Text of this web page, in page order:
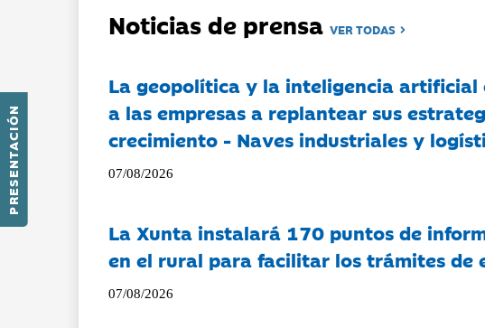
PRESENTACIÓN
Noticias de prensaVER TODAS
La geopolítica y la inteligencia artificial
a las empresas a replantear sus
crecimiento - Naves industriales y
07/08/2026
La Xunta instalará 170 puntos de
en el rural para facilitar los trámites de
07/08/2026